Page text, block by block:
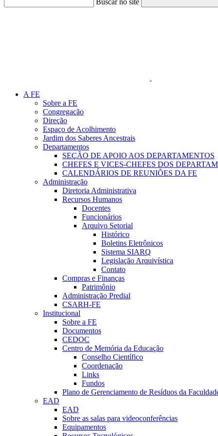
Buscar no site
A FE
Sobre a FE
Congregação
Direção
Espaço de Acolhimento
Jardim dos Saberes Ancestrais
Departamentos
SEÇÃO DE APOIO AOS DEPARTAMENTOS
CHEFES E VICES-CHEFES DOS
CALENDÁRIOS DE REUNIÕES DA FE
Administração
Diretoria Administrativa
Recursos Humanos
Docentes
Funcionários
Arquivo Setorial
Histórico
Boletins Eletrônicos
Sistema SIARQ
Legislação Arquivística
Contato
Compras e Finanças
Patrimônio
Administração Predial
CSARH-FE
Institucional
Sobre a FE
Documentos
CEDOC
Centro de Memória da Educação
Conselho Científico
Coordenação
Links
Fundos
Plano de Gerenciamento de Resíduos da
EAD
EAD
Sobre as salas para videoconferências
Equipamentos